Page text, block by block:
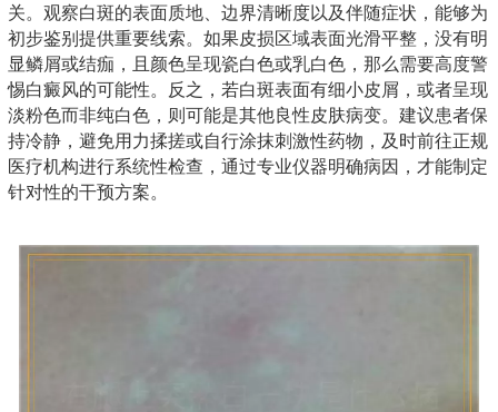
关。观察白斑的表面质地、边界清晰度以及伴随症状，能够为
初步鉴别提供重要线索。如果皮损区域表面光滑平整，没有明
显鳞屑或结痂，且颜色呈现瓷白色或乳白色，那么需要高度警
惕白癜风的可能性。反之，若白斑表面有细小皮屑，或者呈现
淡粉色而非纯白色，则可能是其他良性皮肤病变。建议患者保
持冷静，避免用力揉搓或自行涂抹刺激性药物，及时前往正规
医疗机构进行系统性检查，通过专业仪器明确病因，才能制定
针对性的干预方案。